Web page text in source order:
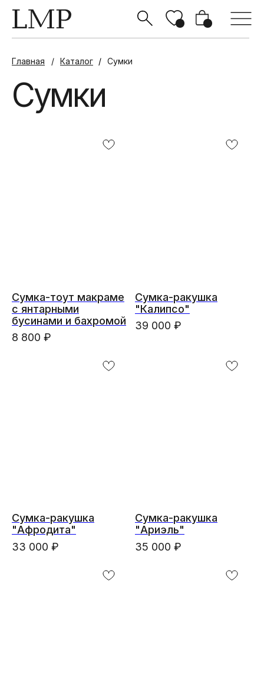
Сумки
/
Каталог
/
Главная
Сумки
Сумка-тоут макраме
с янтарными
бусинами и бахромой
8 800 ₽
Сумка-ракушка
"Калипсо"
39 000 ₽
Сумка-ракушка
"Афродита"
33 000 ₽
Сумка-ракушка
"Ариэль"
35 000 ₽